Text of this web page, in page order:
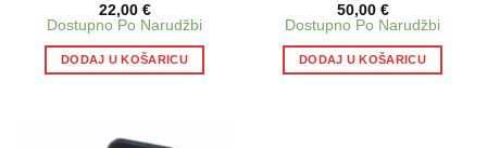
22,00 €
Dostupno Po Narudžbi
DODAJ U KOŠARICU
50,00 €
Dostupno Po Narudžbi
DODAJ U KOŠARICU